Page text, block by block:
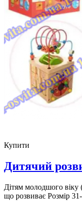
Купити
Дитячий
Дітям молодшого віку
що розвиває Розмір